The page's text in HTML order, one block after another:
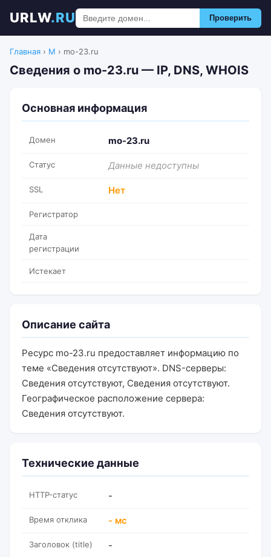
URLW.RU Проверить
Главная › M › mo-23.ru
Сведения о mo-23.ru — IP, DNS, WHOIS
Основная информация
Домен mo-23.ru
Статус Данные недоступны
SSL Нет
Регистратор
Дата
регистрации
Истекает
Описание сайта
Ресурс mo-23.ru предоставляет информацию по
теме «Сведения отсутствуют». DNS-серверы:
Сведения отсутствуют, Сведения отсутствуют.
Географическое расположение сервера:
Сведения отсутствуют.
Технические данные
HTTP-статус -
Время отклика - мс
Заголовок (title) -